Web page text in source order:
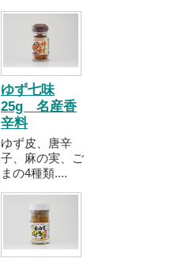
ゆず七味
25g 名産香
辛料
ゆず皮、唐辛
子、麻の実、ご
まの4種類....